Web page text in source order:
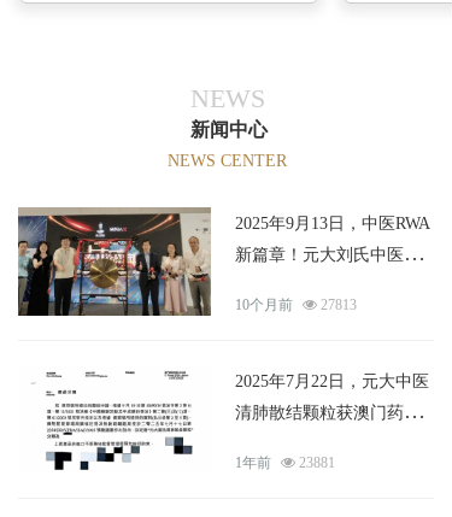
NEWS
新闻中心
NEWS CENTER
2025年9月13日，中医RWA
新篇章！元大刘氏中医携
Minax
10个月前 27813
2025年7月22日，元大中医
清肺散结颗粒获澳门药物
1年前 23881